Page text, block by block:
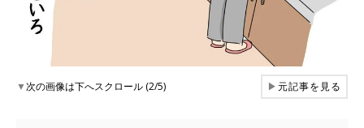
▼次の画像は下へスクロール (2/5) ▶元記事を見る